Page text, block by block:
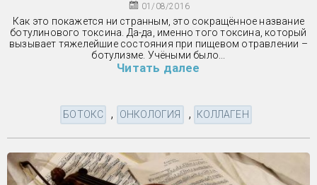
01/08/2016
Как это покажется ни странным, это сокращённое название
ботулинового токсина. Да-да, именно того токсина, который
вызывает тяжелейшие состояния при пищевом отравлении –
ботулизме. Учёными было...
Читать далее
БОТОКС , ОНКОЛОГИЯ , КОЛЛАГЕН